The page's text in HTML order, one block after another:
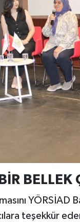
BELLEK
teşekkür